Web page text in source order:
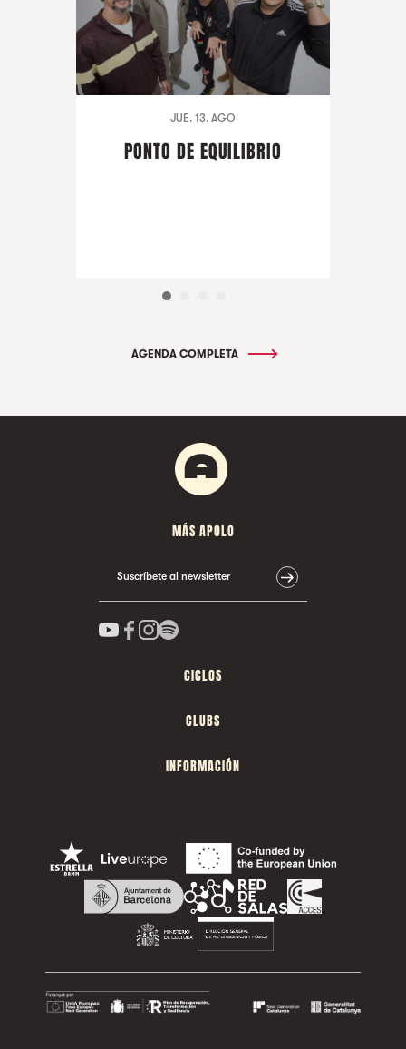
JUE. 13. AGO
PONTO DE EQUILIBRIO
AGENDA COMPLETA
MÁS APOLO
Suscríbete al newsletter
CICLOS
CLUBS
INFORMACIÓN